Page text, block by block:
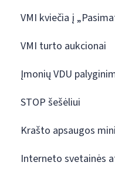
VMI kviečia į
VMI turto aukcionai
Įmonių VDU
STOP šešėliui
Krašto apsaugos
Interneto svetainės